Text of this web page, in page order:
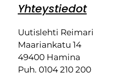
Yhteystiedot
Uutislehti Reimari
Maariankatu 14
49400 Hamina
Puh. 0104 210 200